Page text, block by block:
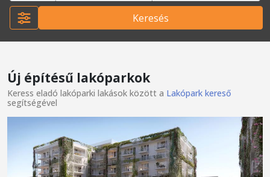
Keresés
Új építésű lakóparkok
Keress eladó lakóparki lakások között a Lakópark kereső
segítségével